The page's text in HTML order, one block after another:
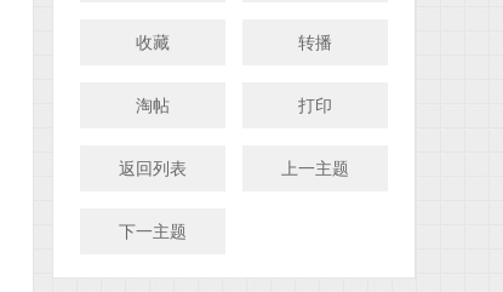
收藏 转播
淘帖 打印
返回列表 上一主题
下一主题